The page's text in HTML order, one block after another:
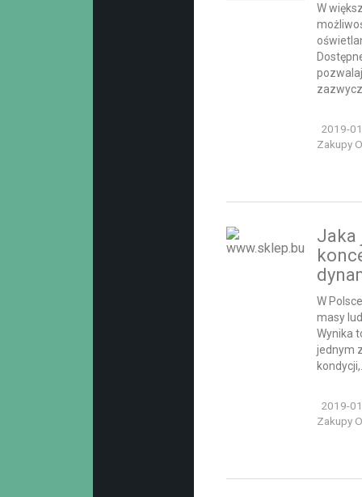
W
2019-
Zakupy
Jaka
W
masy
Wynika
jednym
2019-
Zakupy